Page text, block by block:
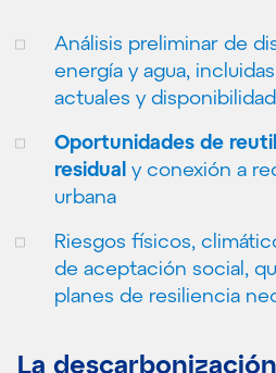
Análisis preliminar de
energía y agua,
actuales y
Oportunidades de
residual y conexión a
urbana
Riesgos físicos,
de aceptación social,
planes de resiliencia
La